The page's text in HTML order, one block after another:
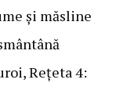
și măsline
Rețeta 4: